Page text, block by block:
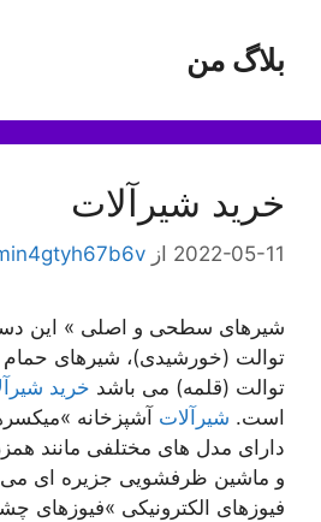
محتوابلاگ من
خرید شیرآلات
2022-05-11 از
شیرهای سطحی و اصلی » این
توالت (خورشیدی)، شیرهای
توالت (قلمه) می باشد خرید
است. شیرآلات آشپزخانه
دارای مدل های مختلفی مانند
و ماشین ظرفشویی جزیره ای
فیوزهای الکترونیکی »فیوزهای